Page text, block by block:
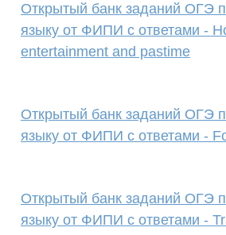
Открытый банк заданий ОГЭ
языку от ФИПИ с ответами -
entertainment and pastime
Открытый банк заданий ОГЭ
языку от ФИПИ с ответами -
Открытый банк заданий ОГЭ
языку от ФИПИ с ответами -